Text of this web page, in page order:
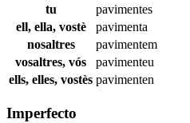
tu
pavimentes
ell, ella, vostè
pavimenta
nosaltres
pavimentem
vosaltres, vós
pavimenteu
ells, elles, vostès pavimenten
Imperfecto